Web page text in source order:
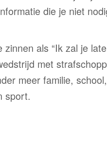
die je niet
als “Ik zal je
met
meer familie,
sport.